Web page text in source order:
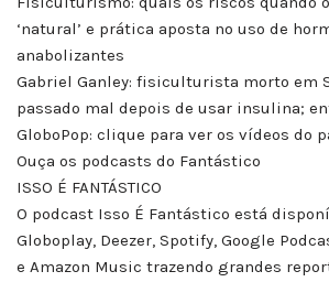
‘natural’ e prática aposta no uso de
anabolizantes
Gabriel Ganley: fisiculturista morto em
passado mal depois de usar insulina;
GloboPop: clique para ver os vídeos do
Ouça os podcasts do Fantástico
ISSO É FANTÁSTICO
O podcast Isso É Fantástico está
Globoplay, Deezer, Spotify, Google
e Amazon Music trazendo grandes